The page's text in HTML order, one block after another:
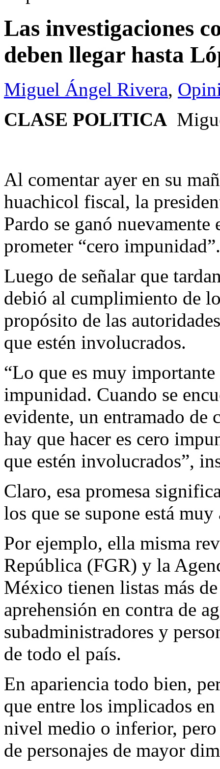
Las investigaciones
deben llegar hasta
Miguel Ángel Rivera,
CLASE POLITICA
Al comentar ayer en su
huachicol fiscal, la
Pardo se ganó
prometer “cero impunidad”.
Luego de señalar que
debió al cumplimiento de
propósito de las
que estén involucrados.
“Lo que es muy
impunidad. Cuando se
evidente, un entramado
hay que hacer es cero
que estén involucrados”,
Claro, esa promesa
los que se supone está
Por ejemplo, ella misma
República (FGR) y la
México tienen listas más
aprehensión en contra de
subadministradores y
de todo el país.
En apariencia todo bien,
que entre los implicados
nivel medio o inferior, pero
de personajes de mayor